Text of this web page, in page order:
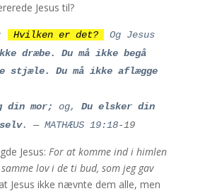
Jesus til?
Hvilken er det?
Og Jesus
dræbe. Du må ikke begå
stjæle. Du må ikke aflægge
din mor; og, Du elsker din
. — MATHÆUS 19:18-19
Jesus: For at komme ind i himlen
lov i de ti bud, som jeg gav
Jesus ikke nævnte dem alle, men